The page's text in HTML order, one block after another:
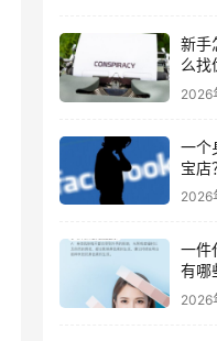
新手
么找
2026
一个
宝店
钱？
2026
一件
有哪
2026